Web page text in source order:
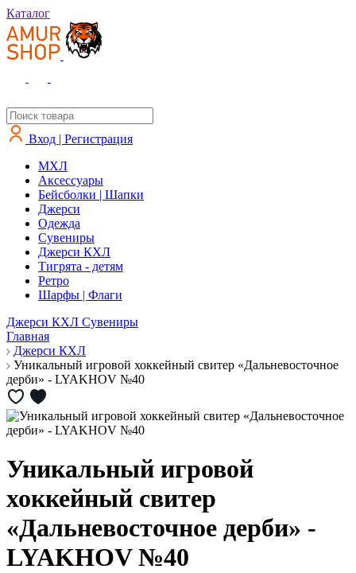
Каталог
Вход | Регистрация
MXЛ
Аксессуары
Бейсболки | Шапки
Джерси
Одежда
Сувениры
Джерси КХЛ
Тигрята - детям
Ретро
Шарфы | Флаги
Джерси КХЛ Сувениры
Главная
Джерси КХЛ
Уникальный игровой хоккейный свитер «Дальневосточное
дерби» - LYAKHOV №40
Уникальный игровой
хоккейный свитер
«Дальневосточное дерби» -
LYAKHOV №40